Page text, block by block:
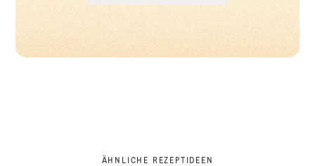
ÄHNLICHE REZEPTIDEEN